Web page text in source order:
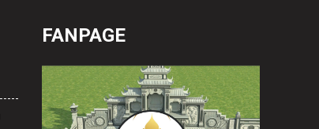
FANPAGE